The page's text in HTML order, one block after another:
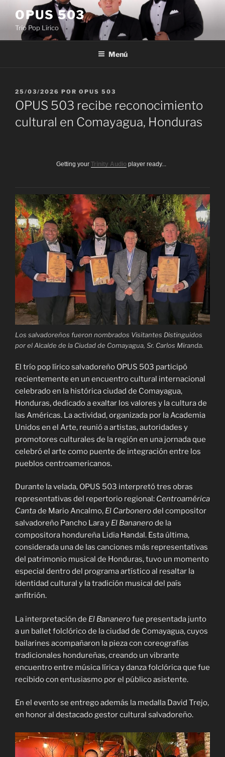
contenido
OPUS 503
Trío Pop Lírico
Menú
PUBLICADO
EL
25/03/2026 POR OPUS 503
OPUS 503 recibe reconocimiento
cultural en Comayagua, Honduras
Getting your Trinity Audio player ready...
Los salvadoreños fueron nombrados Visitantes Distinguidos
por el Alcalde de la Ciudad de Comayagua, Sr. Carlos Miranda.
El trío pop lírico salvadoreño OPUS 503 participó
recientemente en un encuentro cultural internacional
celebrado en la histórica ciudad de Comayagua,
Honduras, dedicado a exaltar los valores y la cultura de
las Américas. La actividad, organizada por la Academia
Unidos en el Arte, reunió a artistas, autoridades y
promotores culturales de la región en una jornada que
celebró el arte como puente de integración entre los
pueblos centroamericanos.
Durante la velada, OPUS 503 interpretó tres obras
representativas del repertorio regional: Centroamérica
Cantade Mario Ancalmo, El Carbonerodel compositor
salvadoreño Pancho Lara y El Bananerode la
compositora hondureña Lidia Handal. Esta última,
considerada una de las canciones más representativas
del patrimonio musical de Honduras, tuvo un momento
especial dentro del programa artístico al resaltar la
identidad cultural y la tradición musical del país
anfitrión.
La interpretación de El Bananerofue presentada junto
a un ballet folclórico de la ciudad de Comayagua, cuyos
bailarines acompañaron la pieza con coreografías
tradicionales hondureñas, creando un vibrante
encuentro entre música lírica y danza folclórica que fue
recibido con entusiasmo por el público asistente.
En el evento se entrego además la medalla David Trejo,
en honor al destacado gestor cultural salvadoreño.